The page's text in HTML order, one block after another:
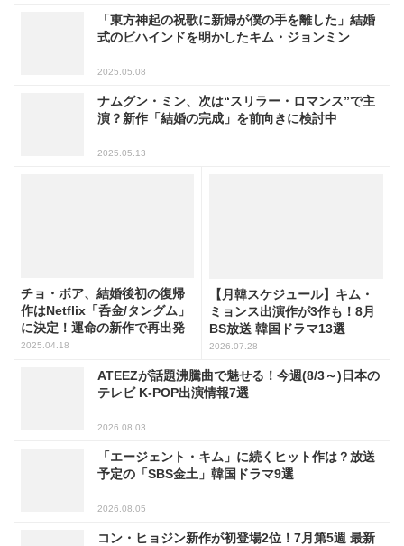
「東方神起の祝歌に新婦が僕の手を離した」結婚
式のビハインドを明かしたキム・ジョンミン
2025.05.08
ナムグン・ミン、次は“スリラー・ロマンス”で主
演？新作「結婚の完成」を前向きに検討中
2025.05.13
チョ・ボア、結婚後初の復帰
作はNetflix「呑金/タングム」
に決定！運命の新作で再出発
2025.04.18
【月韓スケジュール】キム・
ミョンス出演作が3作も！8月
BS放送 韓国ドラマ13選
2026.07.28
ATEEZが話題沸騰曲で魅せる！今週(8/3～)日本の
テレビ K-POP出演情報7選
2026.08.03
「エージェント・キム」に続くヒット作は？放送
予定の「SBS金土」韓国ドラマ9選
2026.08.05
コン・ヒョジン新作が初登場2位！7月第5週 最新